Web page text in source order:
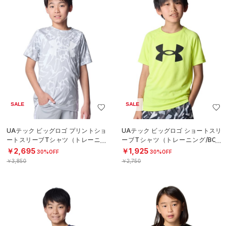
SALE
UAテック ビッグロゴ プリントショ
ートスリーブTシャツ（トレーニン
グ/BOYS）
￥2,695 30%OFF
￥3,850
SALE
UAテック ビッグロゴ ショートスリ
ーブTシャツ（トレーニング/BOY
S）
￥1,925 30%OFF
￥2,750